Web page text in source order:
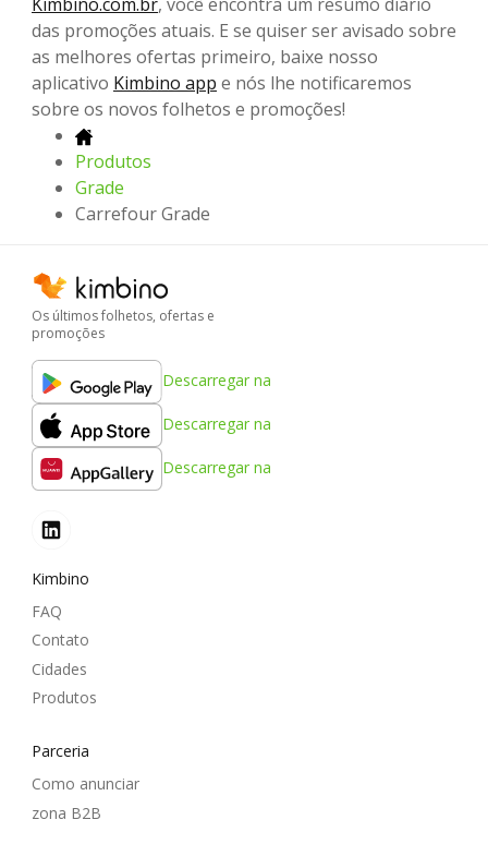
Kimbino.com.br, você encontra um resumo diário
das promoções atuais. E se quiser ser avisado sobre
as melhores ofertas primeiro, baixe nosso
aplicativo Kimbino app e nós lhe notificaremos
sobre os novos folhetos e promoções!
Produtos
Grade
Carrefour Grade
Os últimos folhetos, ofertas e
promoções
Descarregar na
Descarregar na
Descarregar na
Kimbino
FAQ
Contato
Cidades
Produtos
Parceria
Como anunciar
zona B2B